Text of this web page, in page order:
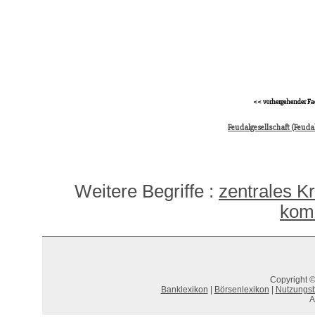
<< vorhergehender
Feudalgesellschaft
Weitere Begriffe : zentrales
Copyright
Banklexikon
Börsenlexikon